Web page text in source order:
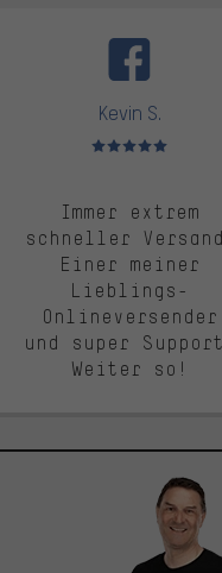
Kevin S.
Bewertungen: 5 von 5
Immer extrem
schneller
Einer meiner
Lieblings-
Onlineversender
und super
Weiter so!